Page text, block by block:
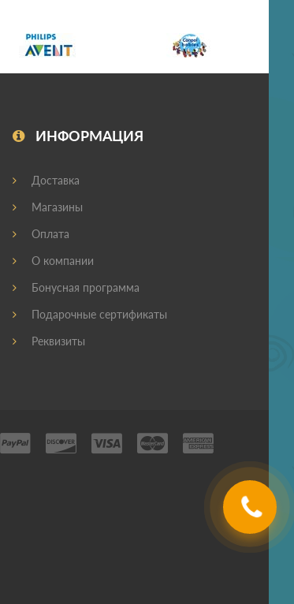
ИНФОРМАЦИЯ
Доставка
Магазины
Оплата
О компании
Бонусная программа
Подарочные сертификаты
Реквизиты